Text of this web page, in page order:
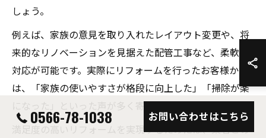
しょう。
例えば、家族の意見を取り入れたレイアウト変更や、将
来的なリノベーションを見据えた配管工事など、柔軟な
対応が可能です。実際にリフォームを行ったお客様から
は、「家族の使いやすさが格段に向上した」「掃除が楽
になった」といった声が多く寄せられています。
満足度の高いリフォームを実現するためには、業者との
0566-78-1038 お問い合わせはこちら